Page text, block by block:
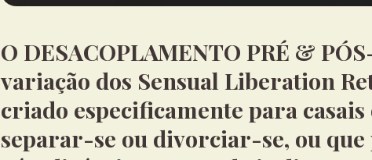
O DESACOPLAMENTO PRÉ &
variação dos Sensual Liberation
criado especificamente para
separar-se ou divorciar-se, ou que